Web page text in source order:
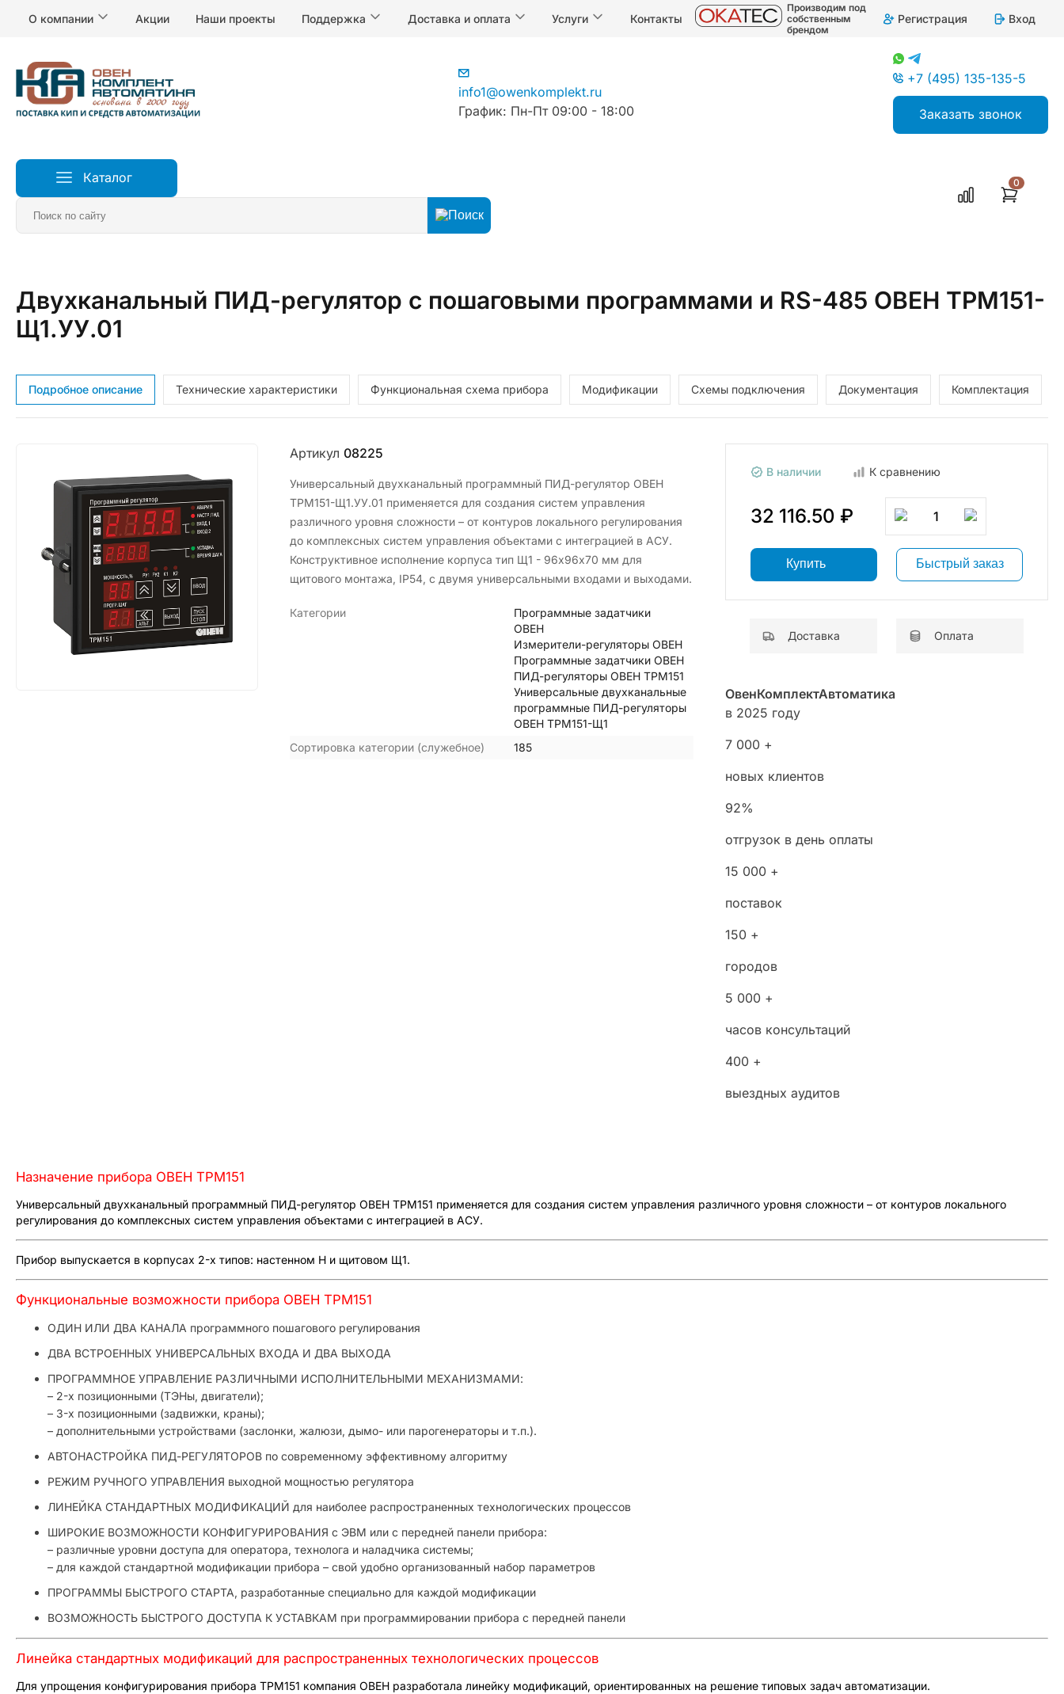
О компании Акции Наши проекты Поддержка Доставка и оплата Услуги Контакты
Производим под
собственным
брендом
Регистрация Вход
info1@owenkomplekt.ru
График: Пн-Пт 09:00 - 18:00
+7 (495) 135-135-5
Заказать звонок
Каталог 0
Главная Измерители и регуляторы температуры Программные задатчики
Двухканальный ПИД-регулятор с пошаговыми программами и RS-485 ОВЕН ТРМ151-
Щ1.УУ.01
Подробное описание Технические характеристики Функциональная схема прибора Модификации Схемы подключения Документация Комплектация
Артикул 08225
Универсальный двухканальный программный ПИД-регулятор ОВЕН
ТРМ151-Щ1.УУ.01 применяется для создания систем управления
различного уровня сложности – от контуров локального регулирования
до комплексных систем управления объектами с интеграцией в АСУ.
Конструктивное исполнение корпуса тип Щ1 - 96х96х70 мм для
щитового монтажа, IP54, с двумя универсальными входами и выходами.
Категории
Программные задатчики
ОВЕН
Измерители-регуляторы ОВЕН
Программные задатчики ОВЕН
ПИД-регуляторы ОВЕН ТРМ151
Универсальные двухканальные
программные ПИД-регуляторы
ОВЕН ТРМ151-Щ1
Сортировка категории (служебное)
185
В наличии К сравнению
32 116.50 ₽ 1
Купить Быстрый заказ
Доставка Оплата
ОвенКомплектАвтоматика
в 2025 году
7 000 +
новых клиентов
92%
отгрузок в день оплаты
15 000 +
поставок
150 +
городов
5 000 +
часов консультаций
400 +
выездных аудитов
Назначение прибора ОВЕН ТРМ151
Универсальный двухканальный программный ПИД-регулятор ОВЕН ТРМ151 применяется для создания систем управления различного уровня сложности – от контуров локального
регулирования до комплексных систем управления объектами с интеграцией в АСУ.
Прибор выпускается в корпусах 2-х типов: настенном Н и щитовом Щ1.
Функциональные возможности прибора ОВЕН ТРМ151
ОДИН ИЛИ ДВА КАНАЛА программного пошагового регулирования
ДВА ВСТРОЕННЫХ УНИВЕРСАЛЬНЫХ ВХОДА И ДВА ВЫХОДА
ПРОГРАММНОЕ УПРАВЛЕНИЕ РАЗЛИЧНЫМИ ИСПОЛНИТЕЛЬНЫМИ МЕХАНИЗМАМИ:
– 2-х позиционными (ТЭНы, двигатели);
– 3-х позиционными (задвижки, краны);
– дополнительными устройствами (заслонки, жалюзи, дымо- или парогенераторы и т.п.).
АВТОНАСТРОЙКА ПИД-РЕГУЛЯТОРОВ по современному эффективному алгоритму
РЕЖИМ РУЧНОГО УПРАВЛЕНИЯ выходной мощностью регулятора
ЛИНЕЙКА СТАНДАРТНЫХ МОДИФИКАЦИЙ для наиболее распространенных технологических процессов
ШИРОКИЕ ВОЗМОЖНОСТИ КОНФИГУРИРОВАНИЯ с ЭВМ или с передней панели прибора:
– различные уровни доступа для оператора, технолога и наладчика системы;
– для каждой стандартной модификации прибора – свой удобно организованный набор параметров
ПРОГРАММЫ БЫСТРОГО СТАРТА, разработанные специально для каждой модификации
ВОЗМОЖНОСТЬ БЫСТРОГО ДОСТУПА К УСТАВКАМ при программировании прибора с передней панели
Линейка стандартных модификаций для распространенных технологических процессов
Для упрощения конфигурирования прибора ТРМ151 компания ОВЕН разработала линейку модификаций, ориентированных на решение типовых задач автоматизации.